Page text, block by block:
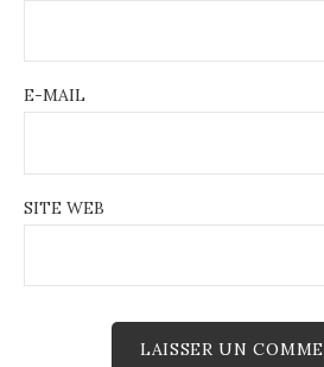
E-MAIL
SITE WEB